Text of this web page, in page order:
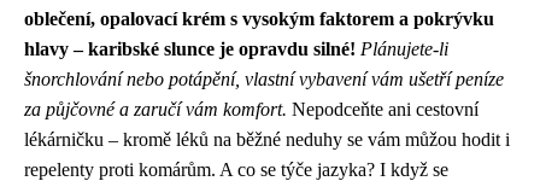
oblečení, opalovací krém s vysokým faktorem a pokrývku
hlavy – karibské slunce je opravdu silné! Plánujete-li
šnorchlování nebo potápění, vlastní vybavení vám ušetří peníze
za půjčovné a zaručí vám komfort. Nepodceňte ani cestovní
lékárničku – kromě léků na běžné neduhy se vám můžou hodit i
repelenty proti komárům. A co se týče jazyka? I když se